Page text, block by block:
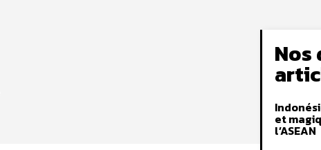
Nos
et
l’ASEAN